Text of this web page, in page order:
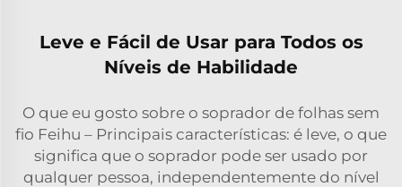
Leve e Fácil de Usar para Todos os
Níveis de Habilidade
O que eu gosto sobre o soprador de folhas sem
fio Feihu – Principais características: é leve, o que
significa que o soprador pode ser usado por
qualquer pessoa, independentemente do nível